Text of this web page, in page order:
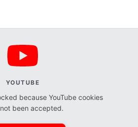
YOUTUBE
because YouTube cookies
been accepted.